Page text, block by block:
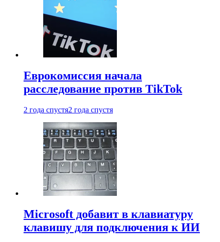
Еврокомиссия начала
расследование против TikTok
2 года спустя2 года спустя
Microsoft добавит в клавиатуру
клавишу для подключения к ИИ